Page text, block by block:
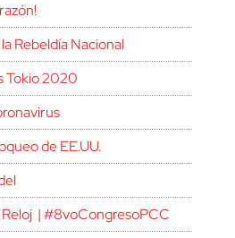
Rebeldía Nacional
Tokio 2020
de EE.UU.
Reloj | #8voCongresoPCC